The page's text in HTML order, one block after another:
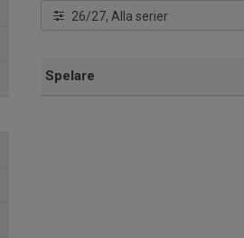
26/27, Alla serier
Spelare